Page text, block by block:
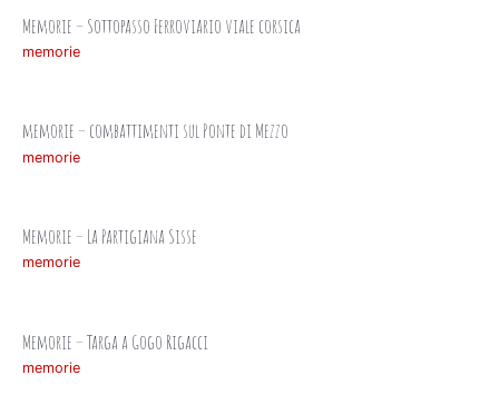
Memorie – Sottopasso Ferroviario viale corsica
memorie
memorie – combattimenti sul Ponte di Mezzo
memorie
Memorie – La Partigiana Sisse
memorie
Memorie – Targa a Gogo Rigacci
memorie